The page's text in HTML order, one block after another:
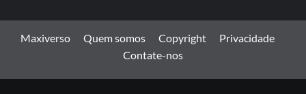
Maxiverso Quem somos Copyright
Privacidade
Contate-nos